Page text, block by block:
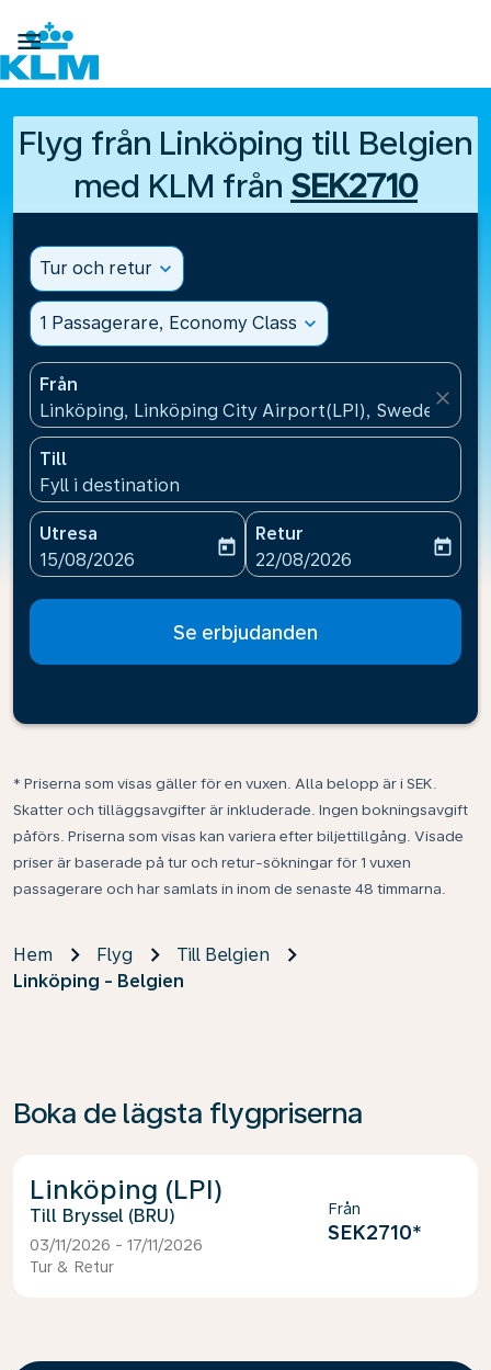

Flyg från Linköping till Belgien
med KLM från SEK2710
Tur och retur expand_more
1 Passagerare, Economy Class expand_more
Från
Linköping, Linköping City Airport(LPI), Sweden
close
Till
Fyll i destination
Utresa
fc-booking-departure-date-aria-label
15/08/2026
today
Retur
fc-booking-return-date-
22/08/2026
today
Se erbjudanden
* Priserna som visas gäller för en vuxen. Alla belopp är i SEK.
Skatter och tilläggsavgifter är inkluderade. Ingen bokningsavgift
påförs. Priserna som visas kan variera efter biljettillgång. Visade
priser är baserade på tur och retur-sökningar för 1 vuxen
passagerare och har samlats in inom de senaste 48 timmarna.
Hem Flyg
Till Belgien
Linköping - Belgien
Boka de lägsta flygpriserna
Linköping (LPI)
Bryssel (BRU)
03/11/2026 - 17/11/2026
Tur & Retur
Från
SEK2710*